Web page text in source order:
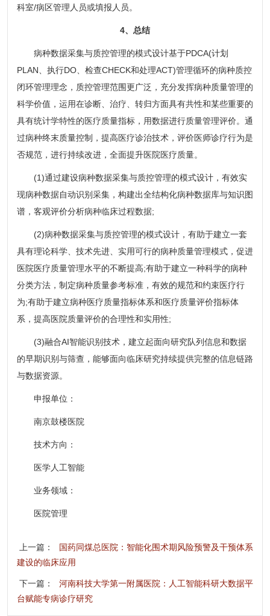
科室/病区管理人员或填报人员。
4、总结
病种数据采集与质控管理的模式设计基于PDCA(计划
PLAN、执行DO、检查CHECK和处理ACT)管理循环的病种质控
闭环管理理念，质控管理范围更广泛，充分发挥病种质量管理的
科学价值，运用在诊断、治疗、转归方面具有共性和某些重要的
具有统计学特性的医疗质量指标，用数据进行质量管理评价。通
过病种终末质量控制，提高医疗诊治技术，评价医师诊疗行为是
否规范，进行持续改进，全面提升医院医疗质量。
(1)通过建设病种数据采集与质控管理的模式设计，有效实
现病种数据自动识别采集，构建出全结构化病种数据库与知识图
谱，客观评价分析病种临床过程数据;
(2)病种数据采集与质控管理的模式设计，有助于建立一套
具有理论科学、技术先进、实用可行的病种质量管理模式，促进
医院医疗质量管理水平的不断提高;有助于建立一种科学的病种
分类方法，制定病种质量参考标准，有效的规范和约束医疗行
为;有助于建立病种医疗质量指标体系和医疗质量评价指标体
系，提高医院质量评价的合理性和实用性;
(3)融合AI智能识别技术，建立起面向研究队列信息和数据
的早期识别与筛查，能够面向临床研究持续提供完整的信息链路
与数据资源。
申报单位：
南京鼓楼医院
技术方向：
医学人工智能
业务领域：
医院管理
上一篇：
国药同煤总医院：智能化围术期风险预警及干预体系
建设的临床应用
下一篇：
河南科技大学第一附属医院：人工智能科研大数据平
台赋能专病诊疗研究